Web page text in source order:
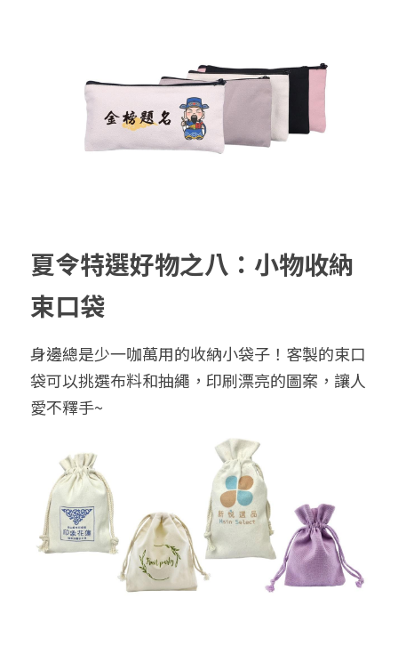
夏令特選好物之八：小物收納
束口袋
身邊總是少一咖萬用的收納小袋子！客製的束口
袋可以挑選布料和抽繩，印刷漂亮的圖案，讓人
愛不釋手~